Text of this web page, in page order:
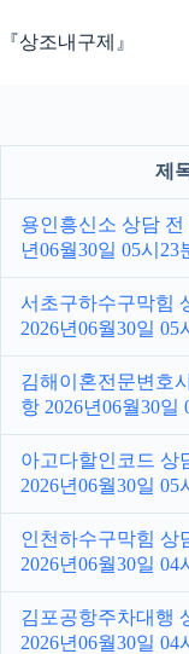
문『상조내구제』
제
용인흥신소 상담 전
년06월30일 05시23
서초구하수구막힘
2026년06월30일 05
김해이혼전문변호
항 2026년06월30일
아고다할인코드 상
2026년06월30일 05
인천하수구막힘 상
2026년06월30일 04
김포공항주차대행
2026년06월30일 04